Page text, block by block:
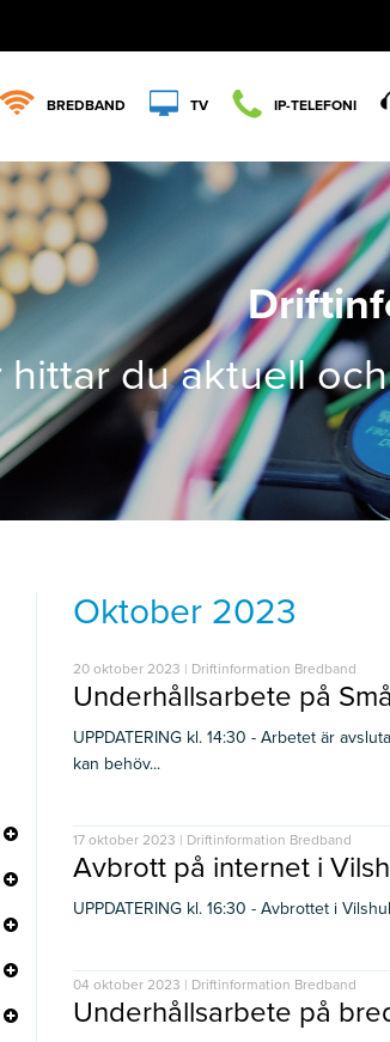
BREDBAND TV IP-TELEFONI
hittar du aktuell
Oktober 2023
20 oktober 2023 | Driftinformation Bredband
Underhållsarbete på
UPPDATERING kl. 14:30 - Arbetet är
kan behöv...
17 oktober 2023 | Driftinformation Bredband
Avbrott på internet i
UPPDATERING kl. 16:30 - Avbrottet i
04 oktober 2023 | Driftinformation Bredband
Underhållsarbete på